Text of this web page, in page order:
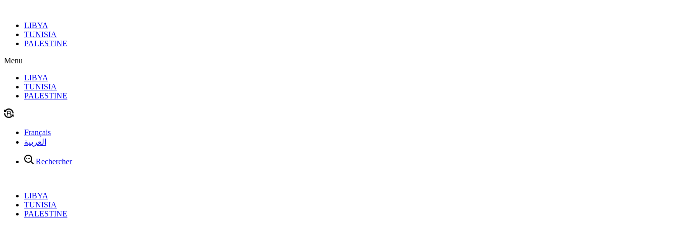
contenuLIBYA
TUNISIA
PALESTINE
Menu
LIBYA
TUNISIA
PALESTINE
Français
العربية
Rechercher
LIBYA
TUNISIA
PALESTINE